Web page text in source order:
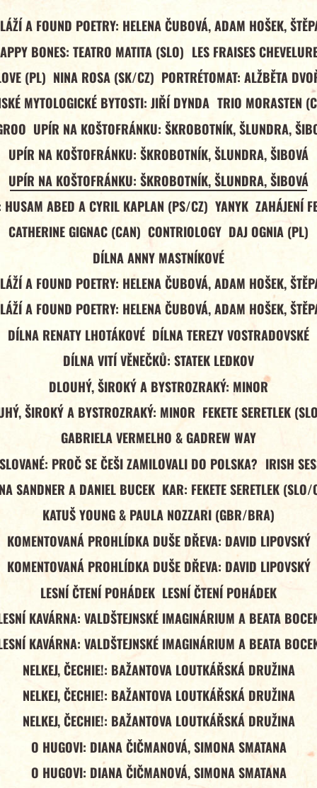
A FOUND POETRY: HELENA ČUBOVÁ, ADAM HOŠEK,
BONES: TEATRO MATITA (SLO) LES FRAISES
(PL) NINA ROSA (SK/CZ) PORTRÉTOMAT: ALŽBĚTA
MYTOLOGICKÉ BYTOSTI: JIŘÍ DYNDA TRIO MORASTEN
UPÍR NA KOŠTOFRÁNKU: ŠKROBOTNÍK, ŠLUNDRA,
UPÍR NA KOŠTOFRÁNKU: ŠKROBOTNÍK, ŠLUNDRA, ŠIBOVÁ
UPÍR NA KOŠTOFRÁNKU: ŠKROBOTNÍK, ŠLUNDRA, ŠIBOVÁ
HUSAM ABED A CYRIL KAPLAN (PS/CZ) YANYK ZAHÁJENÍ
CATHERINE GIGNAC (CAN) CONTRIOLOGY DAJ OGNIA (PL)
DÍLNA ANNY MASTNÍKOVÉ
A FOUND POETRY: HELENA ČUBOVÁ, ADAM HOŠEK,
A FOUND POETRY: HELENA ČUBOVÁ, ADAM HOŠEK,
DÍLNA RENATY LHOTÁKOVÉ DÍLNA TEREZY VOSTRADOVSKÉ
DÍLNA VITÍ VĚNEČKŮ: STATEK LEDKOV
DLOUHÝ, ŠIROKÝ A BYSTROZRAKÝ: MINOR
ŠIROKÝ A BYSTROZRAKÝ: MINOR FEKETE SERETLEK
GABRIELA VERMELHO & GADREW WAY
PROČ SE ČEŠI ZAMILOVALI DO POLSKA? IRISH
SANDNER A DANIEL BUCEK KAR: FEKETE SERETLEK (SLO/
KATUŠ YOUNG & PAULA NOZZARI (GBR/BRA)
KOMENTOVANÁ PROHLÍDKA DUŠE DŘEVA: DAVID LIPOVSKÝ
KOMENTOVANÁ PROHLÍDKA DUŠE DŘEVA: DAVID LIPOVSKÝ
LESNÍ ČTENÍ POHÁDEK LESNÍ ČTENÍ POHÁDEK
KAVÁRNA: VALDŠTEJNSKÉ IMAGINÁRIUM A BEATA
KAVÁRNA: VALDŠTEJNSKÉ IMAGINÁRIUM A BEATA
NELKEJ, ČECHIE!: BAŽANTOVA LOUTKÁŘSKÁ DRUŽINA
NELKEJ, ČECHIE!: BAŽANTOVA LOUTKÁŘSKÁ DRUŽINA
NELKEJ, ČECHIE!: BAŽANTOVA LOUTKÁŘSKÁ DRUŽINA
O HUGOVI: DIANA ČIČMANOVÁ, SIMONA SMATANA
O HUGOVI: DIANA ČIČMANOVÁ, SIMONA SMATANA